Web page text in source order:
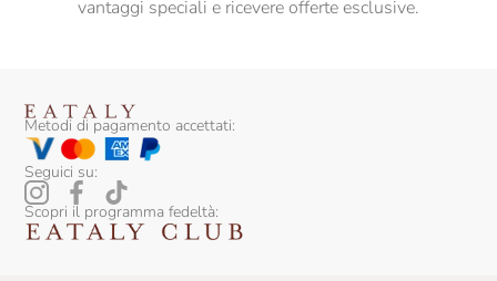
vantaggi speciali e ricevere offerte esclusive.
Metodi di pagamento accettati:
Seguici su:
Scopri il programma fedeltà: